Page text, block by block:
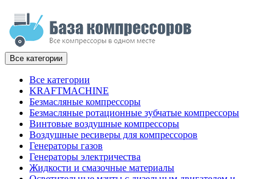
Все категории
Все категории
KRAFTMACHINE
Безмасляные компрессоры
Безмасляные ротационные зубчатые компрессоры
Винтовые воздушные компрессоры
Воздушные ресиверы для компрессоров
Генераторы газов
Генераторы электричества
Жидкости и смазочные материалы